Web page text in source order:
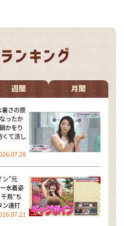
井アナ「なんでやねん！？」
の献立 何にする？～
ーズン２
ブ 正義のミカタ
～
！
週間 月間
さの原
ったか
かをり
くて涼し
ン”元
水着姿
鳥“ち
ン連打